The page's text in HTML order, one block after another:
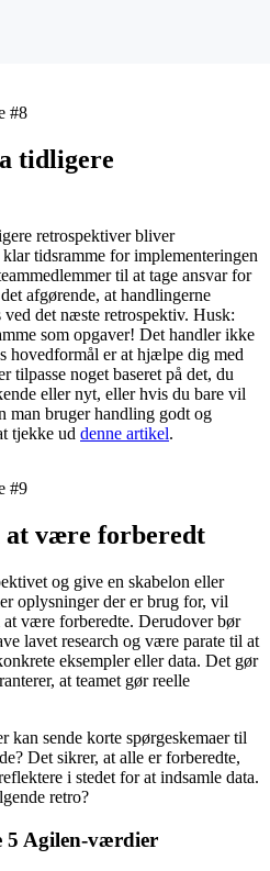
#8
tidligere
retrospektiver bliver
tidsramme for implementeringen
til at tage ansvar for
afgørende, at handlingerne
det næste retrospektiv. Husk:
som opgaver! Det handler ikke
hovedformål er at hjælpe dig med
tilpasse noget baseret på det, du
eller nyt, eller hvis du bare vil
man bruger handling godt og
tjekke ud denne artikel.
#9
være forberedt
og give en skabelon eller
oplysninger der er brug for, vil
være forberedte. Derudover bør
lavet research og være parate til at
eksempler eller data. Det gør
at teamet gør reelle
kan sende korte spørgeskemaer til
Det sikrer, at alle er forberedte,
i stedet for at indsamle data.
retro?
5 Agilen-værdier